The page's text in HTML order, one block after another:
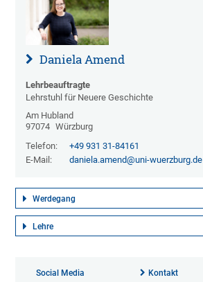
Daniela Amend
Lehrbeauftragte
Lehrstuhl für Neuere Geschichte
Am Hubland
97074 Würzburg
Telefon:
+49 931 31-84161
E-Mail:
daniela.amend@uni-wuerzburg.de
Werdegang
Lehre
Social Media Kontakt